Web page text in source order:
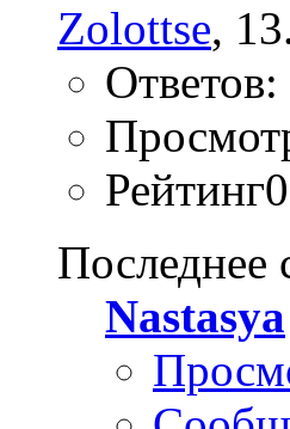
Zolottse,
Ответов:
Последнее
Nastasya